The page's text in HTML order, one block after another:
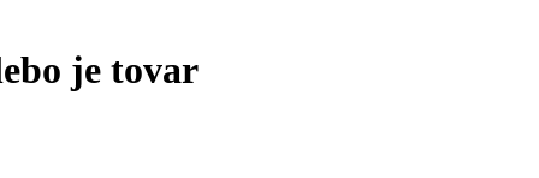
je tovar